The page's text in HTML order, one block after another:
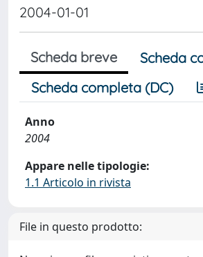
2004-01-01
Scheda breve
Scheda
Scheda completa (DC)
Anno
2004
Appare nelle tipologie:
1.1 Articolo in rivista
File in questo prodotto: